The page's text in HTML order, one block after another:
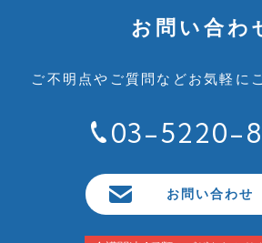
お問い合わ
ご不明点やご質問などお気軽に
03-5220-
お問い合わせ